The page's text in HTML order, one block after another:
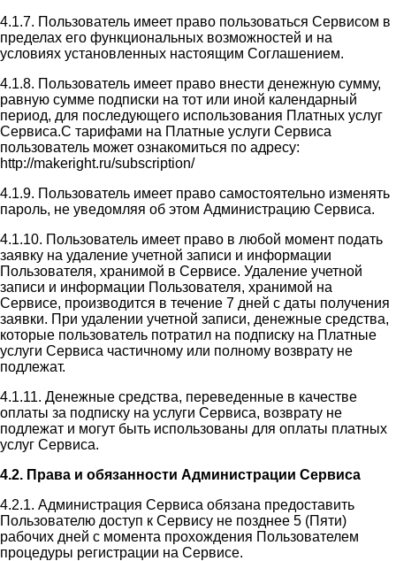
4.1.7. Пользователь имеет право пользоваться Сервисом в
пределах его функциональных возможностей и на
условиях установленных настоящим Соглашением.
4.1.8. Пользователь имеет право внести денежную сумму,
равную сумме подписки на тот или иной календарный
период, для последующего использования Платных услуг
Сервиса.С тарифами на Платные услуги Сервиса
пользователь может ознакомиться по адресу:
http://makeright.ru/subscription/
4.1.9. Пользователь имеет право самостоятельно изменять
пароль, не уведомляя об этом Администрацию Сервиса.
4.1.10. Пользователь имеет право в любой момент подать
заявку на удаление учетной записи и информации
Пользователя, хранимой в Сервисе. Удаление учетной
записи и информации Пользователя, хранимой на
Сервисе, производится в течение 7 дней с даты получения
заявки. При удалении учетной записи, денежные средства,
которые пользователь потратил на подписку на Платные
услуги Сервиса частичному или полному возврату не
подлежат.
4.1.11. Денежные средства, переведенные в качестве
оплаты за подписку на услуги Сервиса, возврату не
подлежат и могут быть использованы для оплаты платных
услуг Сервиса.
4.2. Права и обязанности Администрации Сервиса
4.2.1. Администрация Сервиса обязана предоставить
Пользователю доступ к Сервису не позднее 5 (Пяти)
рабочих дней с момента прохождения Пользователем
процедуры регистрации на Сервисе.